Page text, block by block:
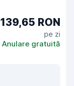
139,65 RON
pe zi
Anulare gratuită